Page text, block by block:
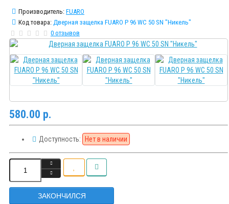
Производитель: FUARO
Код товара: Дверная защелка FUARO P 96 WC 50 SN "Никель"
0 отзывов
580.00 р.
Доступность: Нет в наличии
ЗАКОНЧИЛСЯ